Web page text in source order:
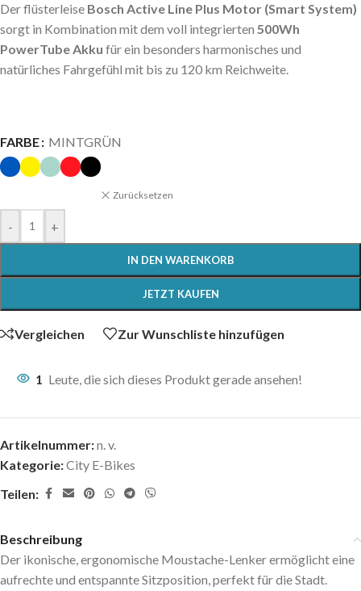
Der flüsterleise Bosch Active Line Plus Motor (Smart System)
sorgt in Kombination mit dem voll integrierten 500Wh
PowerTube Akku für ein besonders harmonisches und
natürliches Fahrgefühl mit bis zu 120 km Reichweite.
FARBE MINTGRÜN
Zurücksetzen
- +
IN DEN WARENKORB
JETZT KAUFEN
Vergleichen Zur Wunschliste hinzufügen
1 Leute, die sich dieses Produkt gerade ansehen!
Artikelnummer:n. v.
Kategorie:City E-Bikes
Teilen:
Beschreibung
Der ikonische, ergonomische Moustache-Lenker ermöglicht eine
aufrechte und entspannte Sitzposition, perfekt für die Stadt.